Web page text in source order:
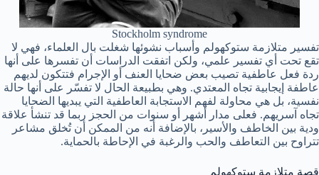
Stockholm syndrome
تفسير متلازمة ستوكهولم وأسباب نشوئها شغلت بال العلماء، فهي لا
تقع تحت أي تفسير علمي، ولكن اتفقت الدراسات أن تفسرها على أنها
ردة فعل عاطفية تصيب بعض ضحايا العنف أو الإجرام فتتكون لديهم
عاطفة إيجابية تجاه المعتدي. وهي بطبيعة الحال لا تفسّر على أنها حالة
نفسية، بل هي محاولة لفهم الاستجابة العاطفية التي يبديها الضحايا
تجاه آسريهم. فعلى مدار أشهر أو سنوات من الحجز ربما قد تنشأ علاقة
ودية بين الخاطف والأسير، بالإضافة أنه من الممكن أن تُخلق مشاعر
تتراوح بين التعاطف والحب والرغبة في الإحاطة بالحماية.
قصة متلازمة ستوكهولم